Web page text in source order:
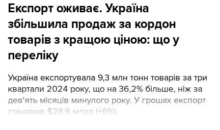
Експорт оживає. Україна
збільшила продаж за кордон
товарів з кращою ціною: що у
переліку
Україна експортувала 9,3 млн тонн товарів за три
квартали 2024 року, що на 36,2% більше, ніж за
дев'ять місяців минулого року. У грошах експорт
становив $28,9 млрд (+6%).